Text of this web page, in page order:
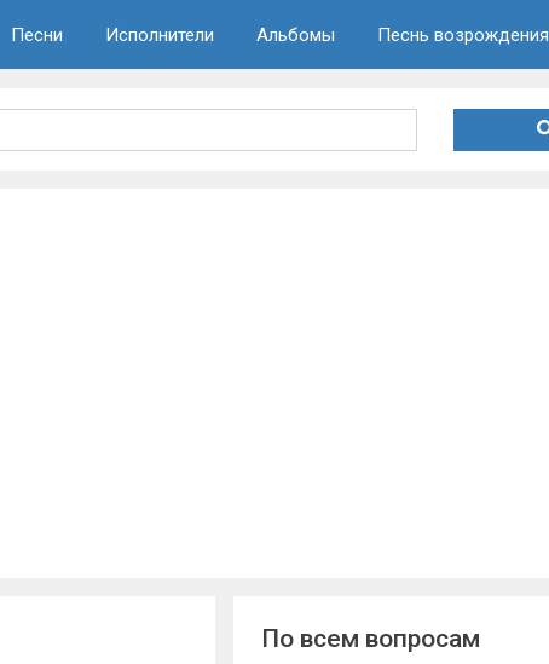
Песни Исполнители Альбомы Песнь возрождения
По всем вопросам